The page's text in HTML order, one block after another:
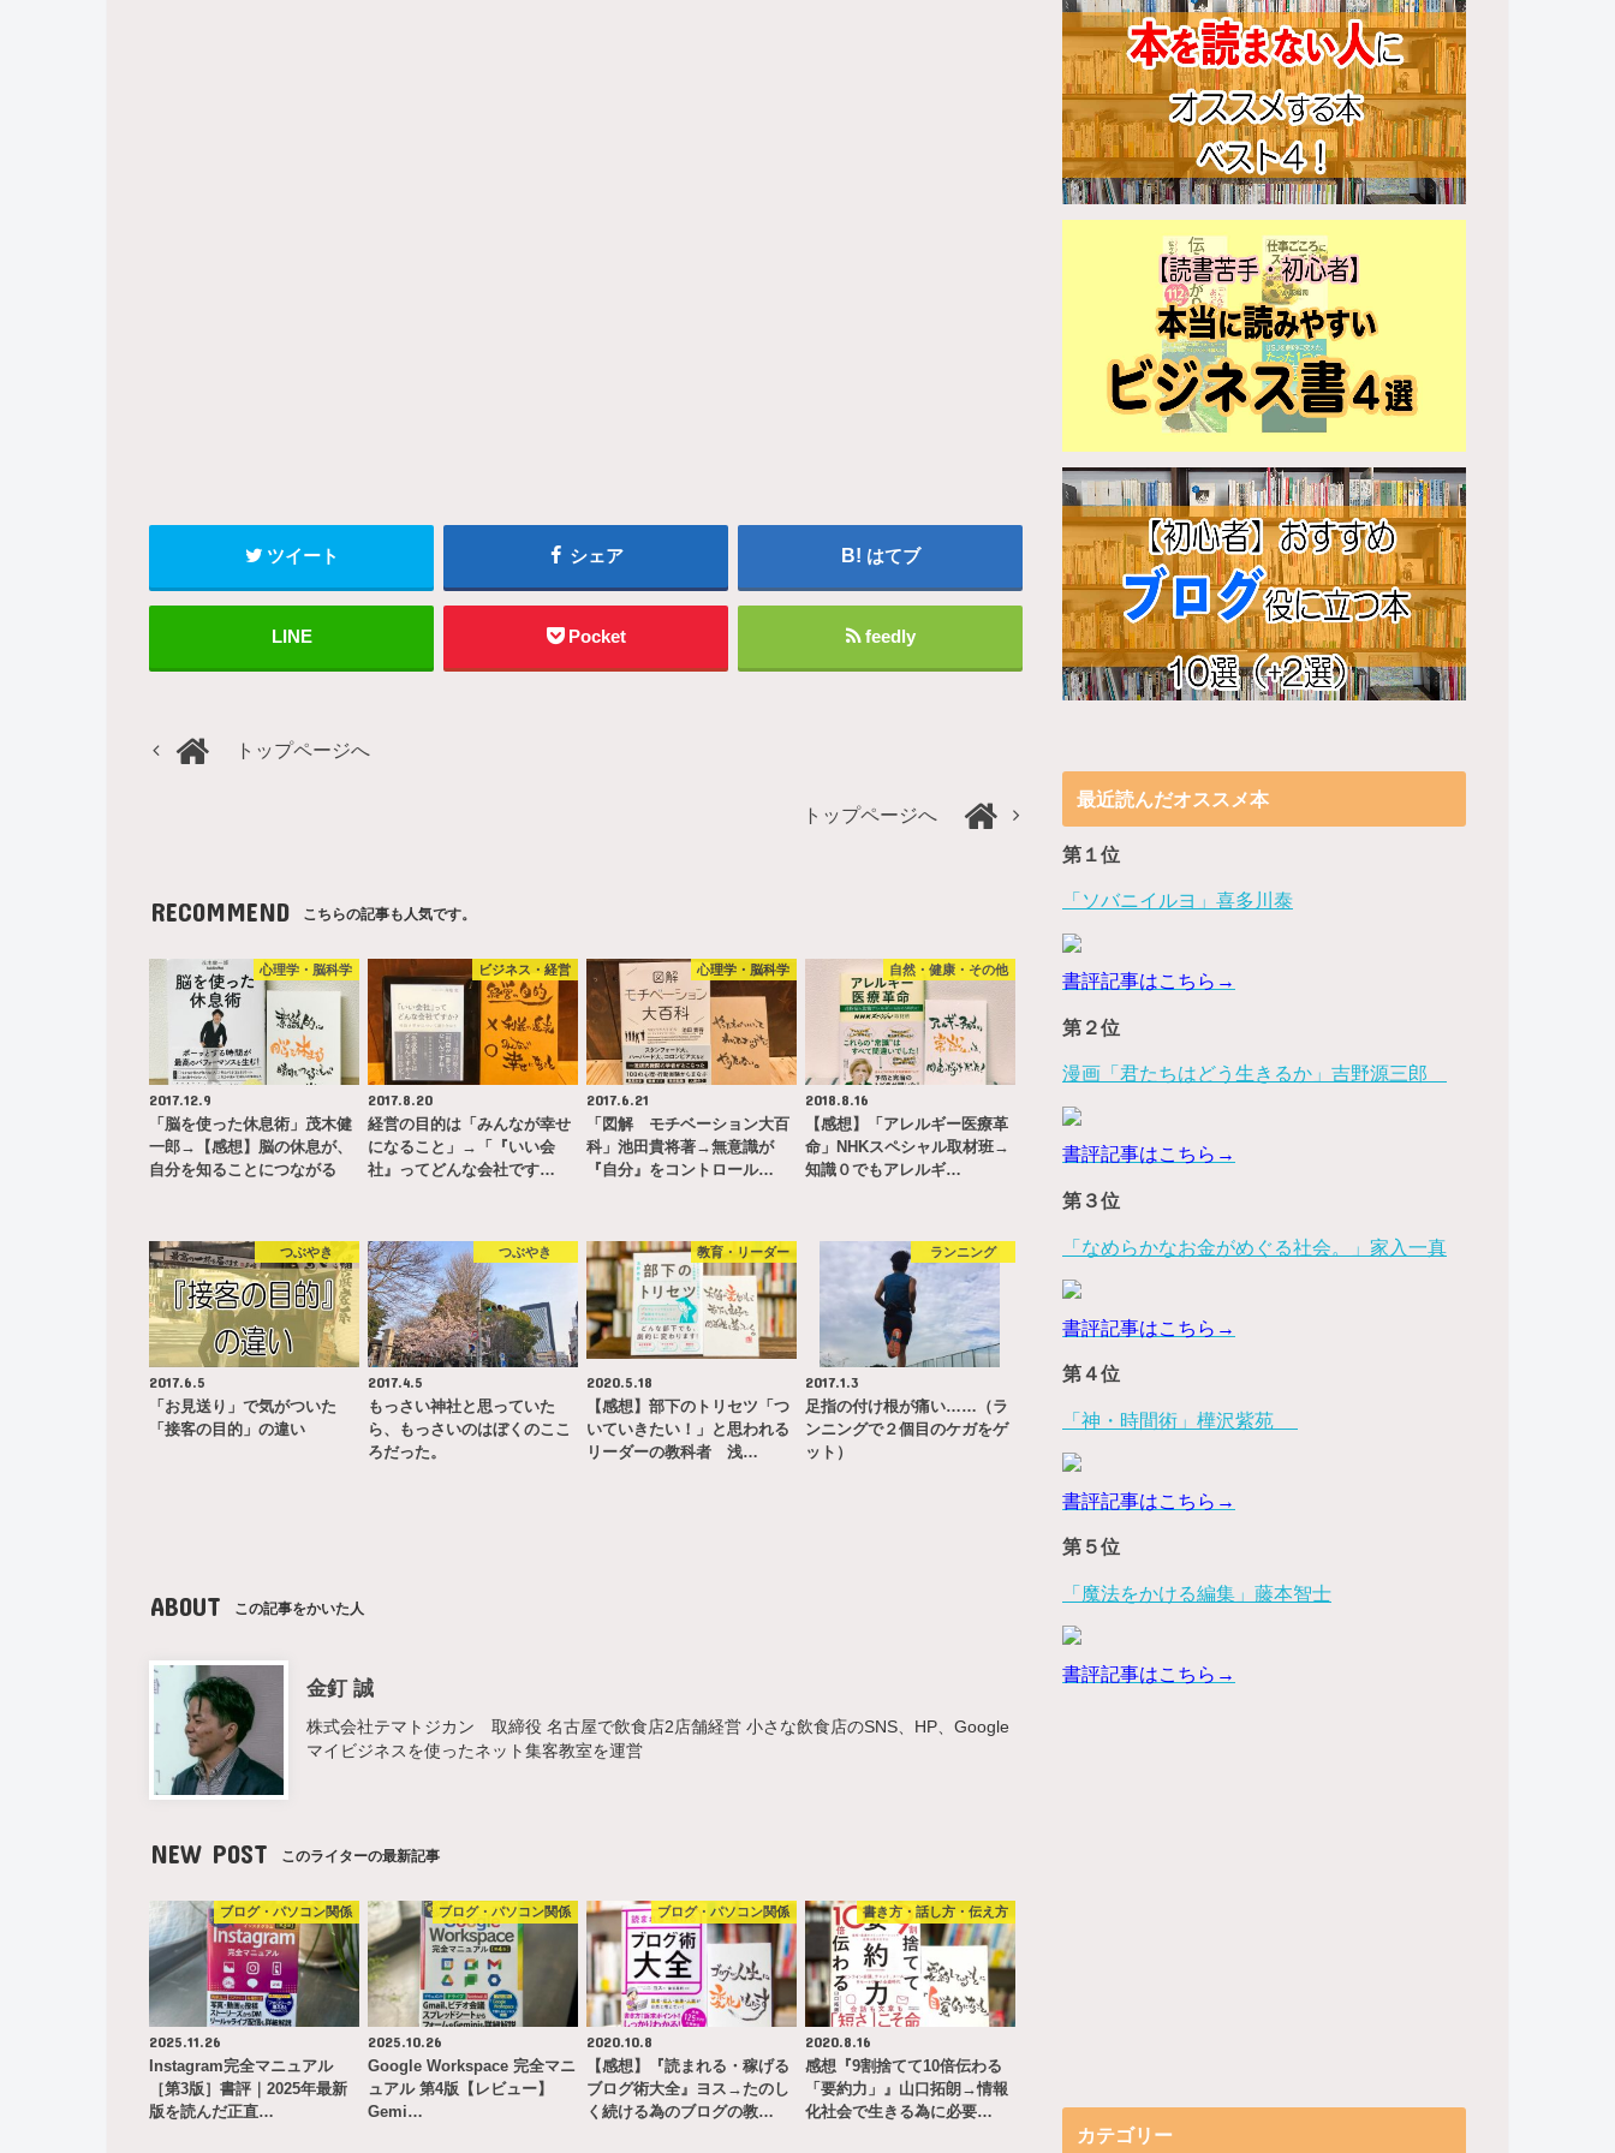
ツイート シェア はてブ
LINE Pocket feedly
トップページへ
トップページへ
RECOMMEND こちらの記事も人気です。
心理学・脳科学
2017.12.9
「脳を使った休息術」茂木健
一郎→【感想】脳の休息が、
自分を知ることにつながる
ビジネス・経営
2017.8.20
経営の目的は「みんなが幸せ
になること」→「『いい会
社』ってどんな会社です…
心理学・脳科学
2017.6.21
「図解 モチベーション大百
科」池田貴将著→無意識が
『自分』をコントロール…
自然・健康・その他
2018.8.16
【感想】「アレルギー医療革
命」NHKスペシャル取材班→
知識０でもアレルギ…
つぶやき
2017.6.5
「お見送り」で気がついた
「接客の目的」の違い
つぶやき
2017.4.5
もっさい神社と思っていた
ら、もっさいのはぼくのここ
ろだった。
教育・リーダー
2020.5.18
【感想】部下のトリセツ「つ
いていきたい！」と思われる
リーダーの教科者 浅…
ランニング
2017.1.3
足指の付け根が痛い……（ラ
ンニングで２個目のケガをゲ
ット）
ABOUT この記事をかいた人
金釘 誠
株式会社テマトジカン 取締役 名古屋で飲食店2店舗経営 小さな飲食店のSNS、HP、Google
マイビジネスを使ったネット集客教室を運営
NEW POST このライターの最新記事
ブログ・パソコン関係
2025.11.26
Instagram完全マニュアル
［第3版］書評｜2025年最新
版を読んだ正直…
ブログ・パソコン関係
2025.10.26
Google Workspace 完全マニ
ュアル 第4版【レビュー】
Gemi…
ブログ・パソコン関係
2020.10.8
【感想】『読まれる・稼げる
ブログ術大全』ヨス→たのし
く続ける為のブログの教…
書き方・話し方・伝え方
2020.8.16
感想『9割捨てて10倍伝わる
「要約力」』山口拓朗→情報
化社会で生きる為に必要…
最近読んだオススメ本
第１位
「ソバニイルヨ」喜多川泰
書評記事はこちら→
第２位
漫画「君たちはどう生きるか」吉野源三郎
書評記事はこちら→
第３位
「なめらかなお金がめぐる社会。」家入一真
書評記事はこちら→
第４位
「神・時間術」樺沢紫苑
書評記事はこちら→
第５位
「魔法をかける編集」藤本智士
書評記事はこちら→
カテゴリー